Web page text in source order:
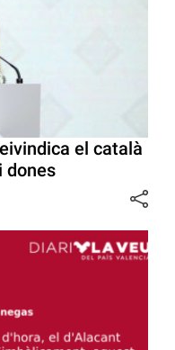
el català
dones